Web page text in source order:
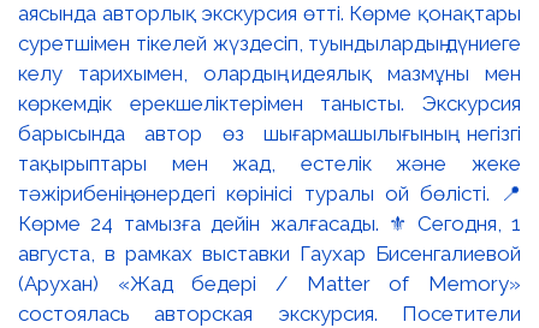
аясында авторлық экскурсия өтті. Көрме қонақтары
суретшімен тікелей жүздесіп, туындылардың дүниеге
келу тарихымен, олардың идеялық мазмұны мен
көркемдік ерекшеліктерімен танысты. Экскурсия
барысында автор өз шығармашылығының негізгі
тақырыптары мен жад, естелік және жеке
тәжірибенің өнердегі көрінісі туралы ой бөлісті. 📍
Көрме 24 тамызға дейін жалғасады. ⚜️ Сегодня, 1
августа, в рамках выставки Гаухар Бисенгалиевой
(Арухан) «Жад бедері / Matter of Memory»
состоялась авторская экскурсия. Посетители